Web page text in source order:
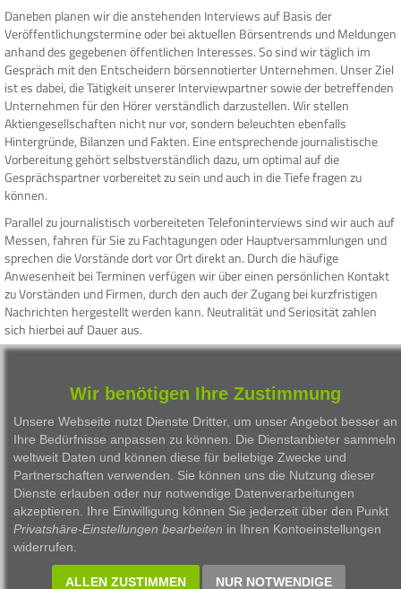
Daneben planen wir die anstehenden Interviews auf Basis der
Veröffentlichungstermine oder bei aktuellen Börsentrends und Meldungen
anhand des gegebenen öffentlichen Interesses. So sind wir täglich im
Gespräch mit den Entscheidern börsennotierter Unternehmen. Unser Ziel
ist es dabei, die Tätigkeit unserer Interviewpartner sowie der betreffenden
Unternehmen für den Hörer verständlich darzustellen. Wir stellen
Aktiengesellschaften nicht nur vor, sondern beleuchten ebenfalls
Hintergründe, Bilanzen und Fakten. Eine entsprechende journalistische
Vorbereitung gehört selbstverständlich dazu, um optimal auf die
Gesprächspartner vorbereitet zu sein und auch in die Tiefe fragen zu
können.
Parallel zu journalistisch vorbereiteten Telefoninterviews sind wir auch auf
Messen, fahren für Sie zu Fachtagungen oder Hauptversammlungen und
sprechen die Vorstände dort vor Ort direkt an. Durch die häufige
Anwesenheit bei Terminen verfügen wir über einen persönlichen Kontakt
zu Vorständen und Firmen, durch den auch der Zugang bei kurzfristigen
Nachrichten hergestellt werden kann. Neutralität und Seriosität zahlen
sich hierbei auf Dauer aus.
Technisch werden alle Interviews und Beiträge auf digitalen Schnittplätzen
Bearbeitung umfasst dabei Sprachschnitt (Versprecher, Räuspern,
Pegelbearbeitung, Aufbringen von Dynamikeinheiten und abschließender
Merge.
Journalistische Ausbildung und Erfahrung, sowie sorgfältige Auswahl und
Vorbereitung sind unser Handwerkszeug, um erfahrenen Tradern und allen
Börseninteressierten mit einer immer neutralen Berichterstattung direkt
aus der Vorstandsetage, Hintergrundberichten und seriösen Analysen das
Geschehen an der Börse hörbar und verständlich zu machen.
Wir benötigen Ihre Zustimmung
Unsere Webseite nutzt Dienste Dritter, um unser Angebot besser an
Ihre Bedürfnisse anpassen zu können. Die Dienstanbieter sammeln
weltweit Daten und können diese für beliebige Zwecke und
Partnerschaften verwenden. Sie können uns die Nutzung dieser
Dienste erlauben oder nur notwendige Datenverarbeitungen
akzeptieren. Ihre Einwilligung können Sie jederzeit über den Punkt
Privatshäre-Einstellungen bearbeiten in Ihren Kontoeinstellungen
widerrufen.
ALLEN ZUSTIMMEN NUR NOTWENDIGE